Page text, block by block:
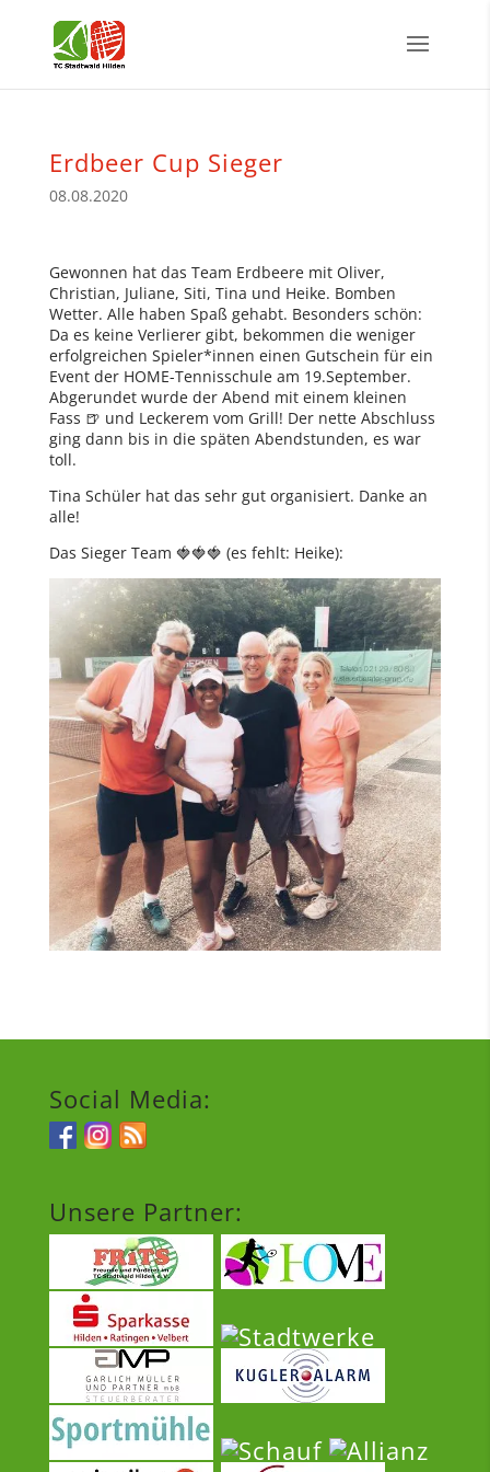
Erdbeer Cup Sieger
08.08.2020
Gewonnen hat das Team Erdbeere mit Oliver,
Christian, Juliane, Siti, Tina und Heike. Bomben
Wetter. Alle haben Spaß gehabt. Besonders schön:
Da es keine Verlierer gibt, bekommen die weniger
erfolgreichen Spieler*innen einen Gutschein für ein
Event der HOME-Tennisschule am 19.September.
Abgerundet wurde der Abend mit einem kleinen
Fass 🍺 und Leckerem vom Grill! Der nette Abschluss
ging dann bis in die späten Abendstunden, es war
toll.
Tina Schüler hat das sehr gut organisiert. Danke an
alle!
Das Sieger Team 🍓🍓🍓 (es fehlt: Heike):
Social Media:
Unsere Partner: